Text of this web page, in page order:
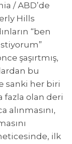
/ ABD’de
Hills
“ben
şaşırtmış,
bu
sanki her biri
fazla olan deri
alınmasını,
ilk